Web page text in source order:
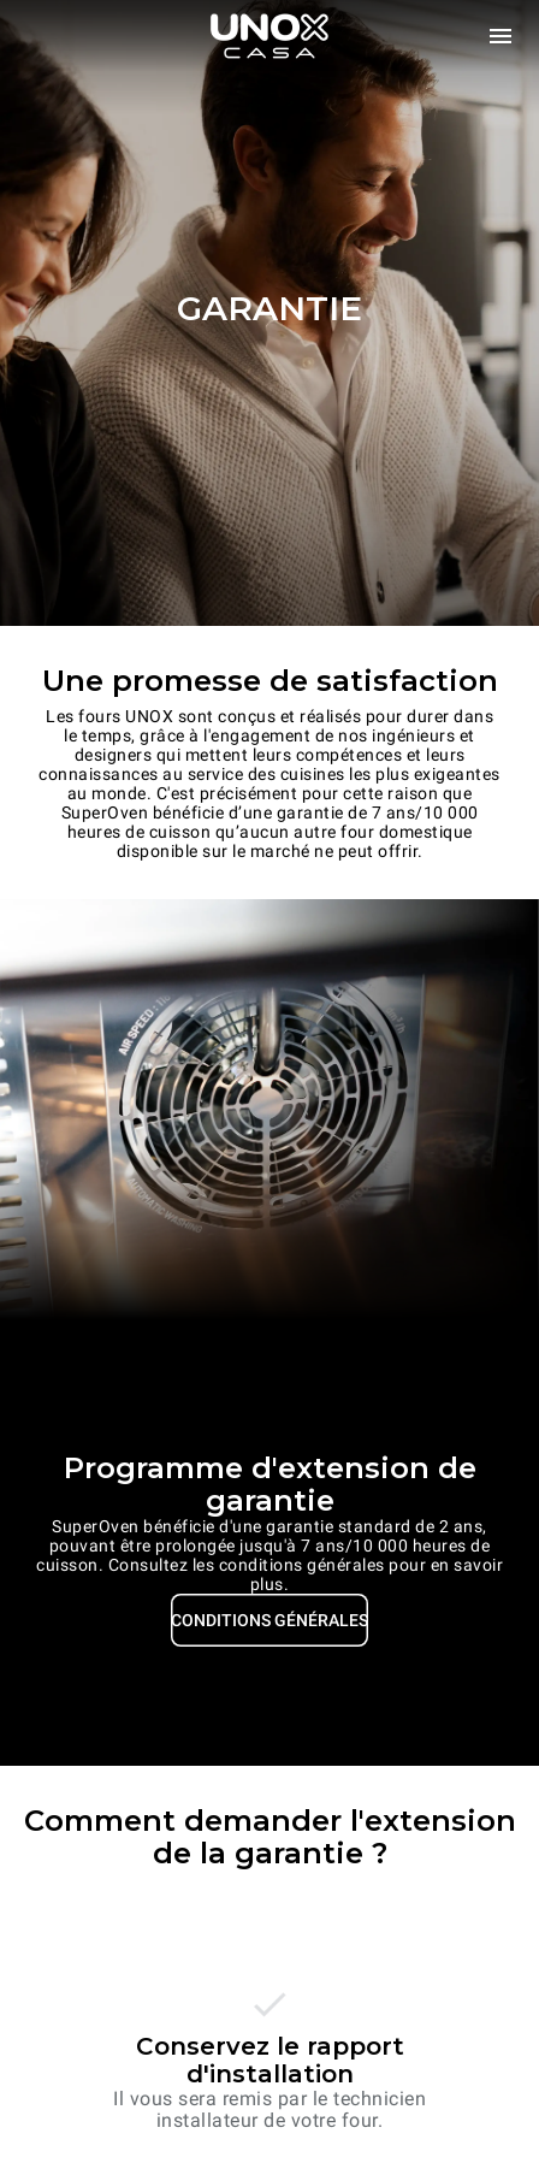
GARANTIE
Une promesse de satisfaction
Les fours UNOX sont conçus et réalisés pour durer dans
le temps, grâce à l'engagement de nos ingénieurs et
designers qui mettent leurs compétences et leurs
connaissances au service des cuisines les plus exigeantes
au monde. C'est précisément pour cette raison que
SuperOven bénéficie d’une garantie de 7 ans/10 000
heures de cuisson qu’aucun autre four domestique
disponible sur le marché ne peut offrir.
Programme d'extension de
garantie
SuperOven bénéficie d'une garantie standard de 2 ans,
pouvant être prolongée jusqu'à 7 ans/10 000 heures de
cuisson. Consultez les conditions générales pour en savoir
plus.
CONDITIONS GÉNÉRALES
Comment demander l'extension
de la garantie ?
Conservez le rapport
d'installation
Il vous sera remis par le technicien
installateur de votre four.